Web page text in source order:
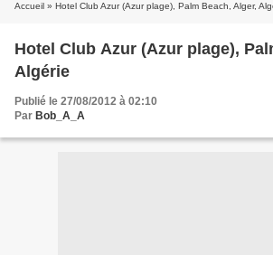
Accueil » Hotel Club Azur (Azur plage), Palm Beach, Alger,
Hotel Club Azur (Azur plage),
Algérie
Publié le 27/08/2012 à 02:10
Par Bob_A_A